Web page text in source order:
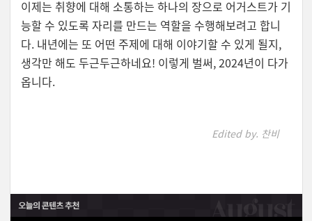
이제는 취향에 대해 소통하는 하나의 장으로 어거스트가 기
능할 수 있도록 자리를 만드는 역할을 수행해보려고 합니
다. 내년에는 또 어떤 주제에 대해 이야기할 수 있게 될지,
생각만 해도 두근두근하네요! 이렇게 벌써, 2024년이 다가
옵니다.
Edited by. 찬비